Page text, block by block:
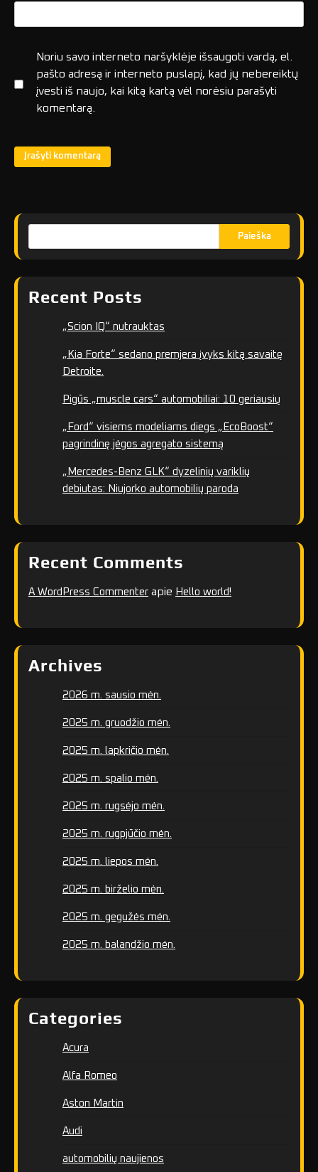
Noriu savo interneto naršyklėje išsaugoti vardą, el.
pašto adresą ir interneto puslapį, kad jų nebereiktų
įvesti iš naujo, kai kitą kartą vėl norėsiu parašyti
komentarą.
Paieška
Recent Posts
„Scion IQ“ nutrauktas
„Kia Forte“ sedano premjera įvyks kitą savaitę
Detroite.
Pigūs „muscle cars“ automobiliai: 10 geriausių
„Ford“ visiems modeliams diegs „EcoBoost“
pagrindinę jėgos agregato sistemą
„Mercedes-Benz GLK“ dyzelinių variklių
debiutas: Niujorko automobilių paroda
Recent Comments
A WordPress Commenter apie Hello world!
Archives
2026 m. sausio mėn.
2025 m. gruodžio mėn.
2025 m. lapkričio mėn.
2025 m. spalio mėn.
2025 m. rugsėjo mėn.
2025 m. rugpjūčio mėn.
2025 m. liepos mėn.
2025 m. birželio mėn.
2025 m. gegužės mėn.
2025 m. balandžio mėn.
Categories
Acura
Alfa Romeo
Aston Martin
Audi
automobilių naujienos